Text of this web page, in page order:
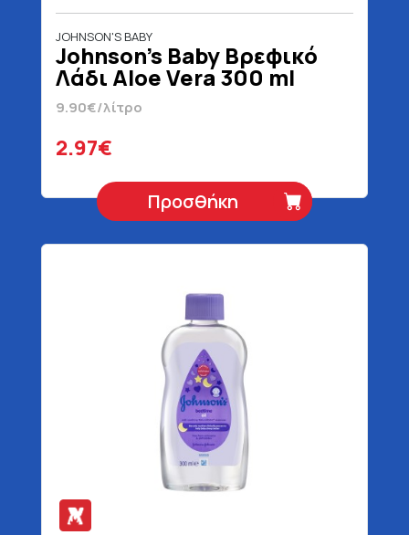
JOHNSON'S BABY
Johnson's Baby Βρεφικό
Λάδι Aloe Vera 300 ml
9.90€/λίτρο
2.97€
Προσθήκη